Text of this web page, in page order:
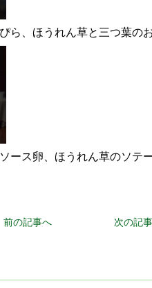
ら、ほうれん草と三つ葉の
ース卵、ほうれん草のソテ
前の記事へ 次の記